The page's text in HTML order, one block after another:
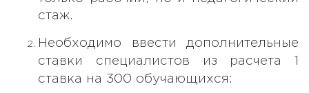
стаж.
Необходимо ввести дополнительные
ставки специалистов из расчета 1
ставка на 300 обучающихся: